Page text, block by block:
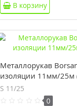
В корзину
Металлорукав
изоляции 11мм/25м
S 11/25
0